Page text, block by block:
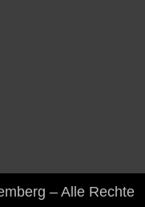
– Alle Rechte